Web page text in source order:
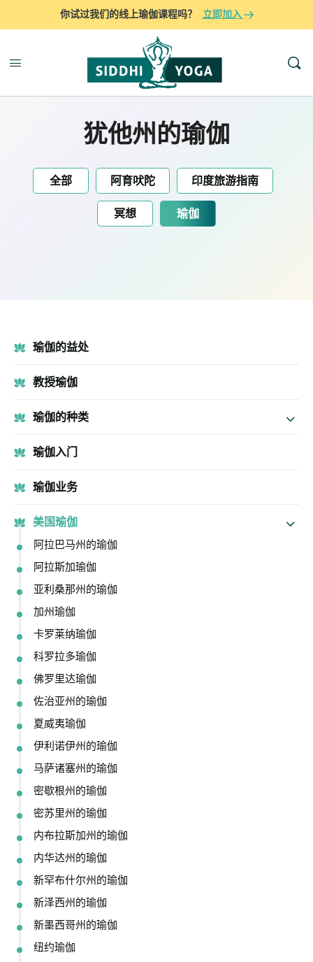
你试过我们的线上瑜伽课程吗？ 立即加入
犹他州的瑜伽
全部 阿育吠陀 印度旅游指南
冥想 瑜伽
瑜伽的益处
教授瑜伽
瑜伽的种类
瑜伽入门
瑜伽业务
美国瑜伽
阿拉巴马州的瑜伽
阿拉斯加瑜伽
亚利桑那州的瑜伽
加州瑜伽
卡罗莱纳瑜伽
科罗拉多瑜伽
佛罗里达瑜伽
佐治亚州的瑜伽
夏威夷瑜伽
伊利诺伊州的瑜伽
马萨诸塞州的瑜伽
密歇根州的瑜伽
密苏里州的瑜伽
内布拉斯加州的瑜伽
内华达州的瑜伽
新罕布什尔州的瑜伽
新泽西州的瑜伽
新墨西哥州的瑜伽
纽约瑜伽